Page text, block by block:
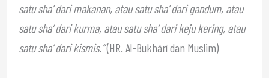
satu sha‘ dari makanan, atau satu sha‘ dari gandum, atau
satu sha‘ dari kurma, atau satu sha‘ dari keju kering, atau
satu sha‘ dari kismis.”(HR. Al-Bukhārī dan Muslim)